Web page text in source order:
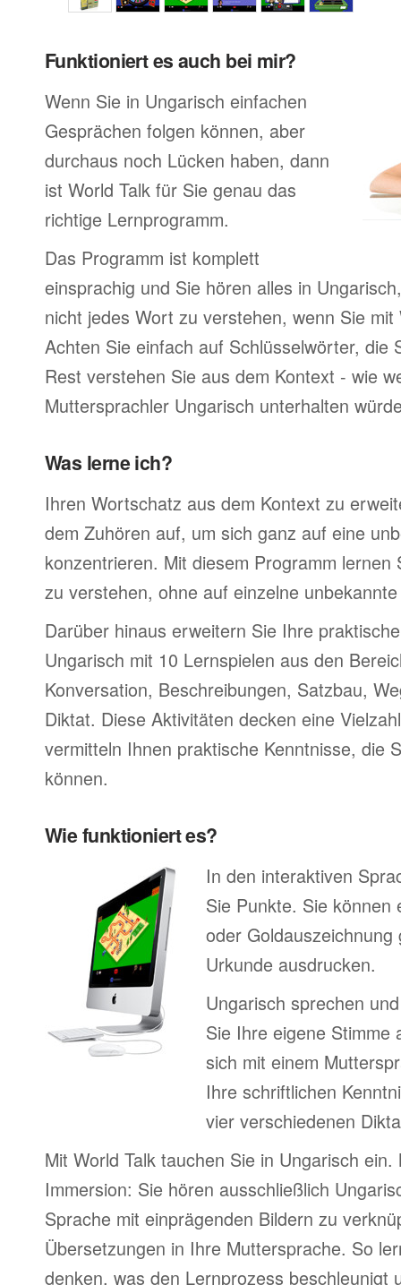
Funktioniert es auch bei mir?
Wenn Sie in Ungarisch einfachen
Gesprächen folgen können, aber
durchaus noch Lücken haben, dann
ist World Talk für Sie genau das
richtige Lernprogramm.
Das Programm ist komplett
einsprachig und Sie hören alles in
nicht jedes Wort zu verstehen, wenn Sie mit
Achten Sie einfach auf Schlüsselwörter, die
Rest verstehen Sie aus dem Kontext - wie
Muttersprachler Ungarisch unterhalten
Was lerne ich?
Ihren Wortschatz aus dem Kontext zu
dem Zuhören auf, um sich ganz auf eine
konzentrieren. Mit diesem Programm lernen
zu verstehen, ohne auf einzelne
Darüber hinaus erweitern Sie Ihre
Ungarisch mit 10 Lernspielen aus den
Konversation, Beschreibungen, Satzbau,
Diktat. Diese Aktivitäten decken eine
vermitteln Ihnen praktische Kenntnisse, die
können.
Wie funktioniert es?
In den interaktiven
Sie Punkte. Sie können
oder
Urkunde ausdrucken.
Ungarisch sprechen
Sie Ihre eigene Stimme
sich mit einem
Ihre schriftlichen
vier verschiedenen
Mit World Talk tauchen Sie in Ungarisch
Immersion: Sie hören ausschließlich
Sprache mit einprägenden Bildern zu
Übersetzungen in Ihre Muttersprache. So
denken, was den Lernprozess beschleunigt